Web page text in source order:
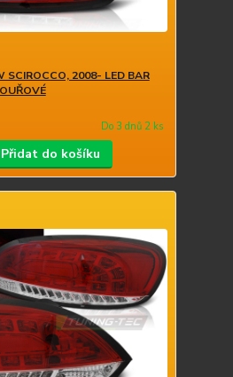
SCIROCCO, 2008- LED BAR
Do 3 dnů 2 ks
Přidat do košíku